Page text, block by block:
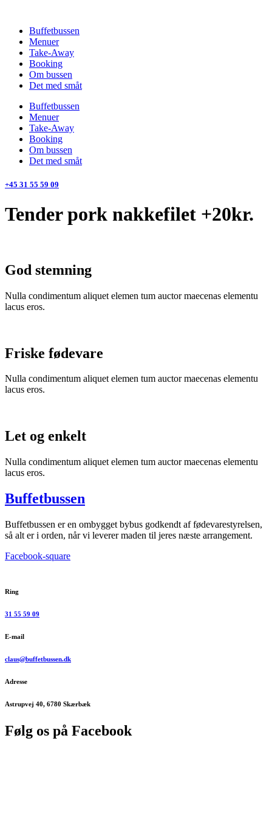
indholdBuffetbussen
Menuer
Take-Away
Booking
Om bussen
Det med småt
Buffetbussen
Menuer
Take-Away
Booking
Om bussen
Det med småt
+45 31 55 59 09
Tender pork nakkefilet +20kr.
God stemning
Nulla condimentum aliquet elemen tum auctor maecenas elementu
lacus eros.
Friske fødevare
Nulla condimentum aliquet elemen tum auctor maecenas elementu
lacus eros.
Let og enkelt
Nulla condimentum aliquet elemen tum auctor maecenas elementu
lacus eros.
Buffetbussen
Buffetbussen er en ombygget bybus godkendt af fødevarestyrelsen,
så alt er i orden, når vi leverer maden til jeres næste arrangement.
Facebook-square
Ring
31 55 59 09
E-mail
claus@buffetbussen.dk
Adresse
Astrupvej 40, 6780 Skærbæk
Følg os på Facebook